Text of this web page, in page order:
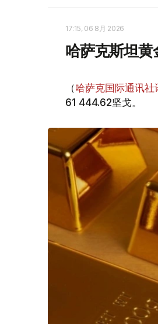
17:15, 06 8月 2026
哈萨克斯坦
（哈萨克国际通讯社
61 444.62坚戈。